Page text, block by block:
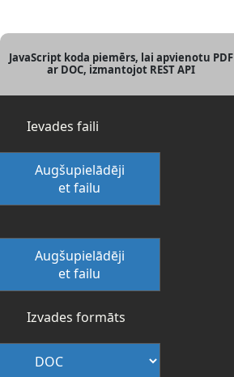
JavaScript koda piemērs, lai apvienotu PDF
ar DOC, izmantojot REST API
Ievades faili
Augšupielādēji
et failu
Augšupielādēji
et failu
Izvades formāts